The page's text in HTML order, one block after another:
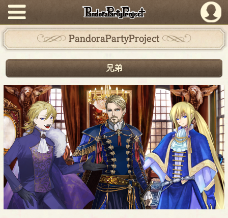
PandoraPartyProject
PandoraPartyProject
兄弟